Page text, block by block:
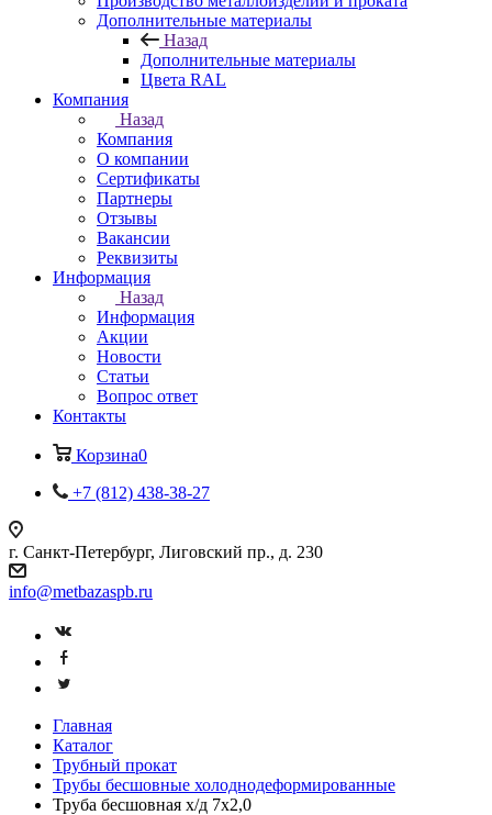
Дополнительные материалы
Назад
Дополнительные материалы
Цвета RAL
Компания
Назад
Компания
О компании
Сертификаты
Партнеры
Отзывы
Вакансии
Реквизиты
Информация
Назад
Информация
Акции
Новости
Статьи
Вопрос ответ
Контакты
Корзина0
+7 (812) 438-38-27
г. Санкт-Петербург, Лиговский пр., д. 230
info@metbazaspb.ru
Главная
Каталог
Трубный прокат
Трубы бесшовные холоднодеформированные
Труба бесшовная х/д 7x2,0